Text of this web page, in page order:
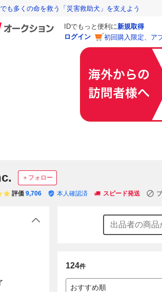
も多くの命を救う「災害救助犬」を支えよう
IDでもっと便利に新規取得
ログイン
初回購入限定、ア
＋フォロー
評価 9,706 本人確認済 スピード発送
124件
おすすめ順